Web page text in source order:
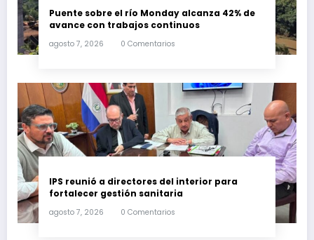
Puente sobre el río Monday alcanza 42% de
avance con trabajos continuos
agosto 7, 2026 0 Comentarios
IPS reunió a directores del interior para
fortalecer gestión sanitaria
agosto 7, 2026 0 Comentarios